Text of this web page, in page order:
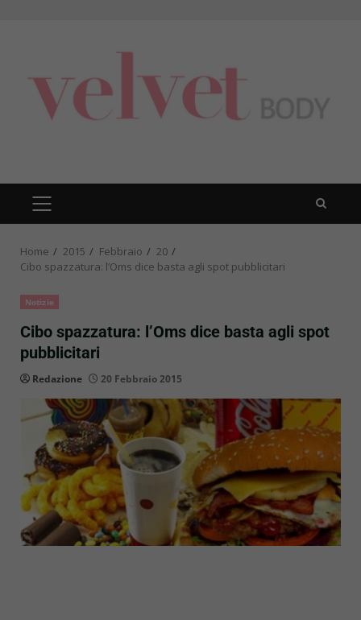
PRIMARY
MENU
Home 2015 Febbraio
20
Cibo spazzatura: l’Oms dice basta agli spot pubblicitari
Notizie
Cibo spazzatura: l’Oms dice basta agli spot
pubblicitari
Redazione 20 Febbraio 2015